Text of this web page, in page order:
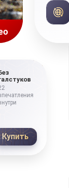
Купить